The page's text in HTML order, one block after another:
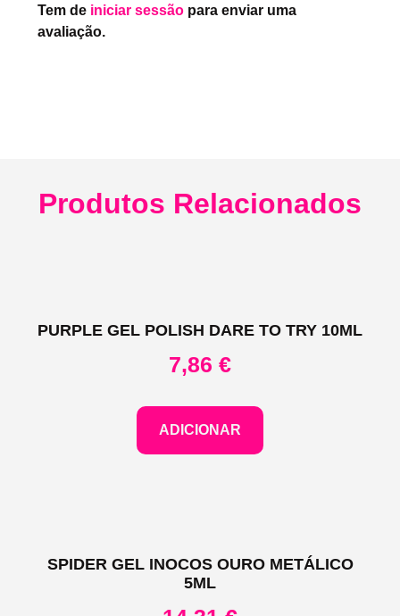
Tem de iniciar sessão para enviar uma
avaliação.
Produtos Relacionados
PURPLE GEL POLISH DARE TO TRY 10ML
7,86 €
ADICIONAR
SPIDER GEL INOCOS OURO METÁLICO
5ML